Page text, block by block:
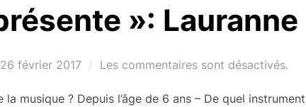
»: Lauranne
Publié
26 février 2017 Les commentaires sont désactivés.
musique ? Depuis l’âge de 6 ans – De quel